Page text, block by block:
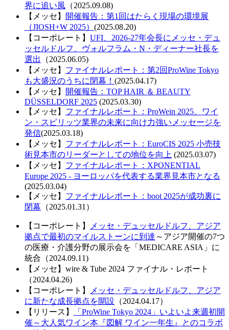
界に追い風 （2025.09.08)
【メッセ】
開催報告：第1回はたらく現場の環境展
（JIOSH+W 2025） (2025.08.20)
【コーポレート】 UFI、2026-27年会長にメッセ・デュ
ッセルドルフ、ヴォルフラム・N・ディーナー社長を
選出
（2025.06.05)
【メッセ】 ファイナルレポート：第2回ProWine Tokyo
も大盛況のうちに閉幕！ (2025.04.17)
【メッセ】
開催報告：TOP HAIR ＆ BEAUTY
DÜSSELDORF 2025 (2025.03.30)
【メッセ】 ファイナルレポート：ProWein 2025、ワイ
ン・スピリッツ業界の未来に向け力強いメッセージを
発信(2025.03.18)
【メッセ】 ファイナルレポート：EuroCIS 2025 小売技
術見本市のリーダーとしての地位を向上 (2025.03.07)
【メッセ】 ファイナルレポート：XPONENTIAL
Europe 2025 - ヨーロッパを代表する業界見本市となる
(2025.03.04)
【メッセ】 ファイナルレポート：boot 2025が成功裏に
閉幕 （2025.01.31 ）
【コーポレート】
メッセ・デュッセルドルフ、アジア
拠点で最初のマイルストーンに到達 ～アジア開催の7つ
の医療・介護分野の展示会を「MEDICARE ASIA」に
統合（2024.09.11)
【メッセ】wire & Tube 2024 ファイナル・レポート
（2024.04.26)
【コーポレート】
メッセ・デュッセルドルフ、アジア
に新たな成長拠点を開設 （2024.04.17）
【リリース】
「ProWine Tokyo 2024」いよいよ来週初開
催～大人気ワイン本『図解 ワイン一年生』とのコラボ